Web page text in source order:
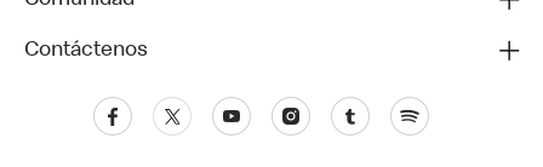
Contáctenos